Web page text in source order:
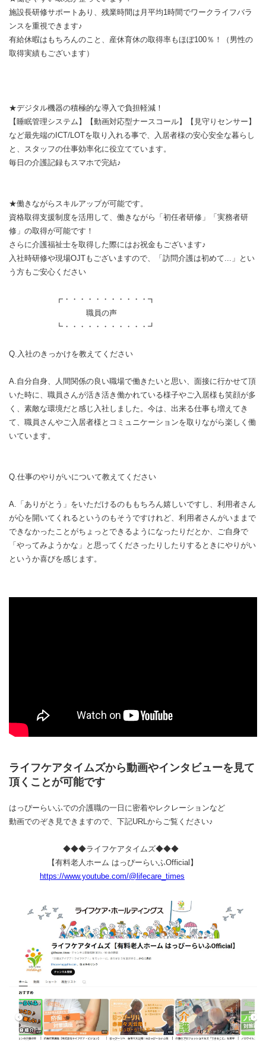
施設長研修サポートあり、残業時間は月平均1時間でワークライフバラ
ンスを重視できます♪
有給休暇はもちろんのこと、産休育休の取得率もほぼ100％！（男性の
取得実績もございます）
★デジタル機器の積極的な導入で負担軽減！
【睡眠管理システム】【動画対応型ナースコール】【見守りセンサー】
など最先端のICT/LOTを取り入れる事で、入居者様の安心安全な暮らし
と、スタッフの仕事効率化に役立てています。
毎日の介護記録もスマホで完結♪
★働きながらスキルアップが可能です。
資格取得支援制度を活用して、働きながら「初任者研修」「実務者研
修」の取得が可能です！
さらに介護福祉士を取得した際にはお祝金もございます♪
入社時研修や現場OJTもございますので、「訪問介護は初めて...」とい
う方もご安心ください
┏・・・・・・・・・・・┓
職員の声
┗・・・・・・・・・・・┛
Q.入社のきっかけを教えてください
A.自分自身、人間関係の良い職場で働きたいと思い、面接に行かせて頂
いた時に、職員さんが活き活き働かれている様子やご入居様も笑顔が多
く、素敵な環境だと感じ入社しました。今は、出来る仕事も増えてき
て、職員さんやご入居者様とコミュニケーションを取りながら楽しく働
いています。
Q.仕事のやりがいについて教えてください
A.「ありがとう」をいただけるのももちろん嬉しいですし、利用者さん
が心を開いてくれるというのもそうですけれど、利用者さんがいままで
できなかったことがちょっとできるようになったりだとか、ご自身で
「やってみようかな」と思ってくださったりしたりするときにやりがい
というか喜びを感じます。
ライフケアタイムズから動画やインタビューを見て
頂くことが可能です
はっぴーらいふでの介護職の一日に密着やレクレーションなど
動画でのぞき見できますので、下記URLからご覧ください♪
◆◆◆ライフケアタイムズ◆◆◆
【有料老人ホーム はっぴーらいふOfficial】
https://www.youtube.com/@lifecare_times